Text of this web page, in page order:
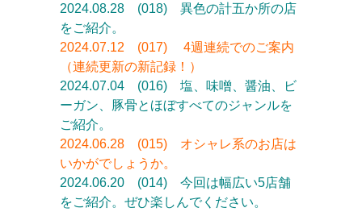
2024.08.28 (018) 異色の計五か所の店
をご紹介。
2024.07.12 (017)
4週連続でのご案内
（連続更新の新記録！）
2024.07.04 (016) 塩、味噌、醤油、ビ
ーガン、豚骨とほぼすべてのジャンルを
ご紹介。
2024.06.28 (015)
オシャレ系のお店は
いかがでしょうか。
2024.06.20 (014) 今回は幅広い5店舗
をご紹介。ぜひ楽しんでください。